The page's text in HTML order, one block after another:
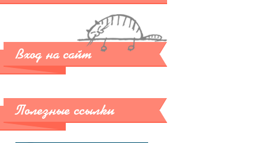
Вход на сайт
Полезные ссылки